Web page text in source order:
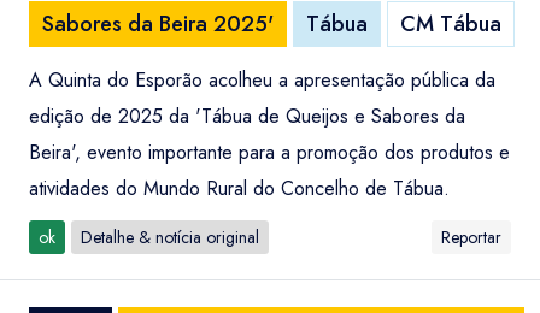
Sabores da Beira 2025' Tábua CM Tábua
A Quinta do Esporão acolheu a apresentação pública da
edição de 2025 da 'Tábua de Queijos e Sabores da
Beira', evento importante para a promoção dos produtos e
atividades do Mundo Rural do Concelho de Tábua.
ok Detalhe & notícia original Reportar